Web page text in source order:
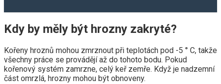
Kdy by měly být hrozny zakryté?
Kořeny hroznů mohou zmrznout při teplotách pod -5 ° C, takže
všechny práce se provádějí až do tohoto bodu. Pokud
kořenový systém zamrzne, celý keř zemře. Když je nadzemní
část omrzlá, hrozny mohou být obnoveny.